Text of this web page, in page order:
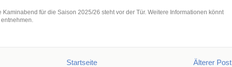
Kaminabend für die Saison 2025/26 steht vor der Tür. Weitere Informationen könnt
Älterer Post
Startseite